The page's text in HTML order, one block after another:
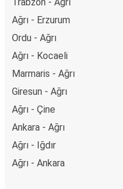
Ağrı - Erzurum
Ordu - Ağrı
Ağrı - Kocaeli
Marmaris - Ağrı
Giresun - Ağrı
Ağrı - Çine
Ankara - Ağrı
Ağrı - Iğdır
Ağrı - Ankara